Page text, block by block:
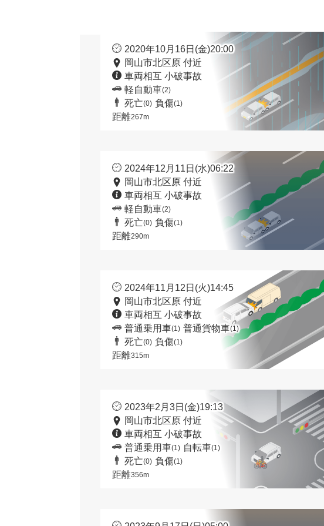
2020年10月16日(金)20:00
岡山市北区原 付近
車両相互 小破事故
軽自動車(2)
死亡(0) 負傷(1)
距離267m
2024年12月11日(水)06:22
岡山市北区原 付近
車両相互 小破事故
軽自動車(2)
死亡(0) 負傷(1)
距離290m
2024年11月12日(火)14:45
岡山市北区原 付近
車両相互 小破事故
普通乗用車(1) 普通貨物車(1)
死亡(0) 負傷(1)
距離315m
2023年2月3日(金)19:13
岡山市北区原 付近
車両相互 小破事故
普通乗用車(1) 自転車(1)
死亡(0) 負傷(1)
距離356m